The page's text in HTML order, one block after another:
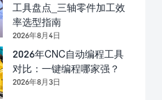
工具盘点_三轴零件加工效
率选型指南
2026年8月4日
2026年CNC自动编程工具
对比：一键编程哪家强？
2026年8月3日